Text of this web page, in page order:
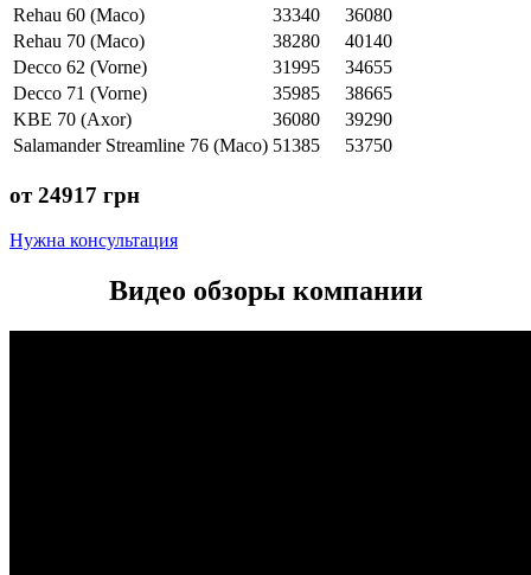
Rehau 60 (Maco)
33340
36080
Rehau 70 (Maco)
38280
40140
Decco 62 (Vorne)
31995
34655
Decco 71 (Vorne)
35985
38665
KBE 70 (Axor)
36080
39290
Salamander Streamline 76 (Maco) 51385 53750
от 24917 грн
Нужна консультация
Видео обзоры компании